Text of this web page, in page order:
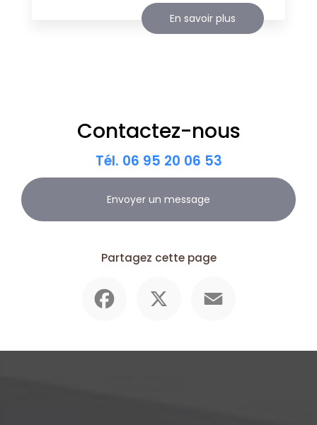
En savoir plus
Contactez-nous
Tél. 06 95 20 06 53
Envoyer un message
Partagez cette page